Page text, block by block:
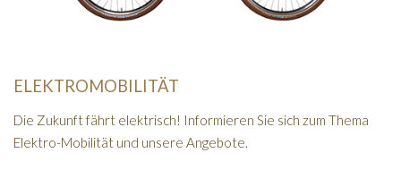
ELEKTROMOBILITÄT
Die Zukunft fährt elektrisch! Informieren Sie sich zum Thema
Elektro-Mobilität und unsere Angebote.